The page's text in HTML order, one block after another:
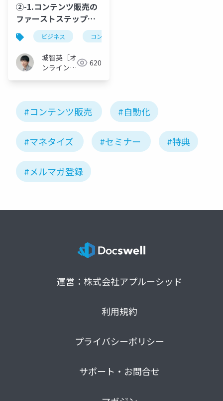
②-1.コンテンツ販売の
ファーストステップは
「参入ジャンル」を決
定すること@コンテン
ツ販売のファーストス
テップ！あなたの才能
を発掘して人から感謝
突き止める方法
ビジネス コンテンツ販売
城智英［オ
ンライン講
620
#コンテンツ販売 #自動化
#マネタイズ #セミナー #特典
#メルマガ登録
運営：株式会社アプルーシッド
利用規約
プライバシーポリシー
サポート・お問合せ